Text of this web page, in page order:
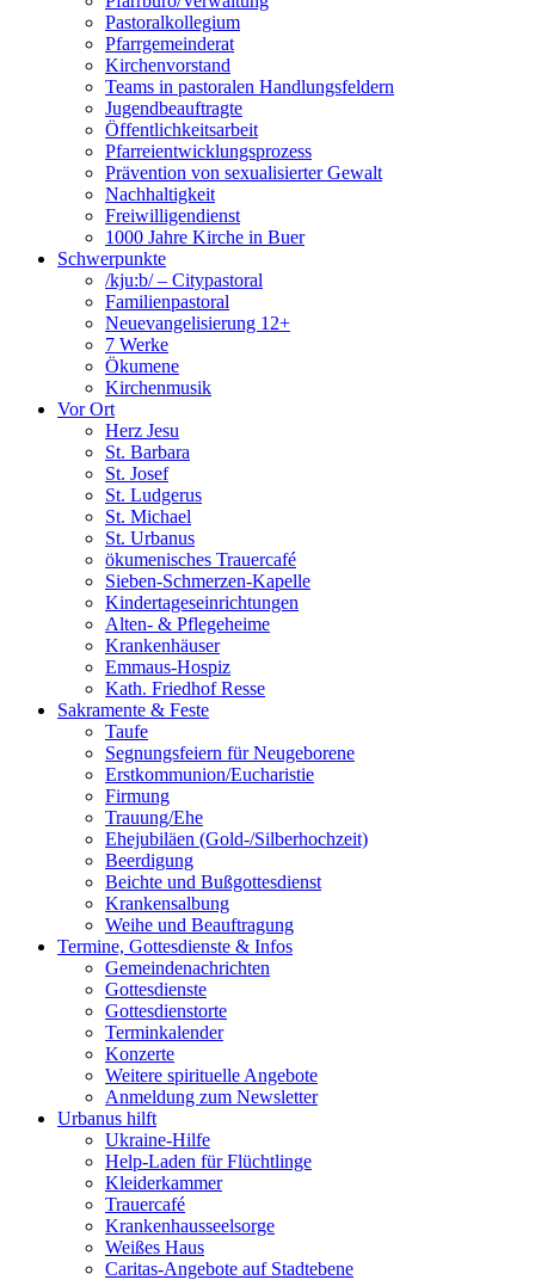
Pastoralkollegium
Pfarrgemeinderat
Kirchenvorstand
Teams in pastoralen Handlungsfeldern
Jugendbeauftragte
Öffentlichkeitsarbeit
Pfarreientwicklungsprozess
Prävention von sexualisierter Gewalt
Nachhaltigkeit
Freiwilligendienst
1000 Jahre Kirche in Buer
Schwerpunkte
/kju:b/ – Citypastoral
Familienpastoral
Neuevangelisierung 12+
7 Werke
Ökumene
Kirchenmusik
Vor Ort
Herz Jesu
St. Barbara
St. Josef
St. Ludgerus
St. Michael
St. Urbanus
ökumenisches Trauercafé
Sieben-Schmerzen-Kapelle
Kindertageseinrichtungen
Alten- & Pflegeheime
Krankenhäuser
Emmaus-Hospiz
Kath. Friedhof Resse
Sakramente & Feste
Taufe
Segnungsfeiern für Neugeborene
Erstkommunion/Eucharistie
Firmung
Trauung/Ehe
Ehejubiläen (Gold-/Silberhochzeit)
Beerdigung
Beichte und Bußgottesdienst
Krankensalbung
Weihe und Beauftragung
Termine, Gottesdienste & Infos
Gemeindenachrichten
Gottesdienste
Gottesdienstorte
Terminkalender
Konzerte
Weitere spirituelle Angebote
Anmeldung zum Newsletter
Urbanus hilft
Ukraine-Hilfe
Help-Laden für Flüchtlinge
Kleiderkammer
Trauercafé
Krankenhausseelsorge
Weißes Haus
Caritas-Angebote auf Stadtebene